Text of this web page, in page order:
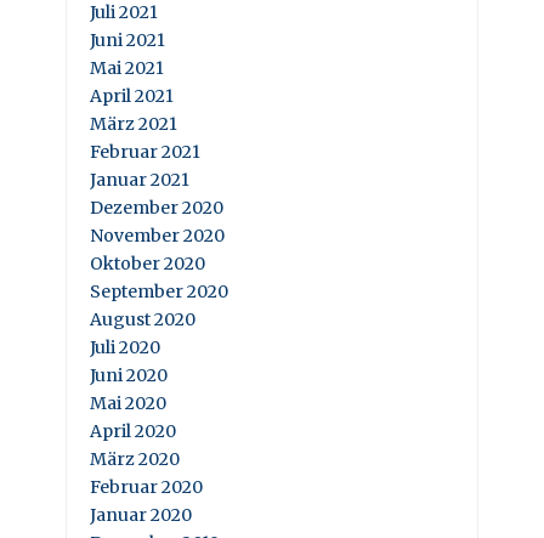
Juli 2021
Juni 2021
Mai 2021
April 2021
März 2021
Februar 2021
Januar 2021
Dezember 2020
November 2020
Oktober 2020
September 2020
August 2020
Juli 2020
Juni 2020
Mai 2020
April 2020
März 2020
Februar 2020
Januar 2020